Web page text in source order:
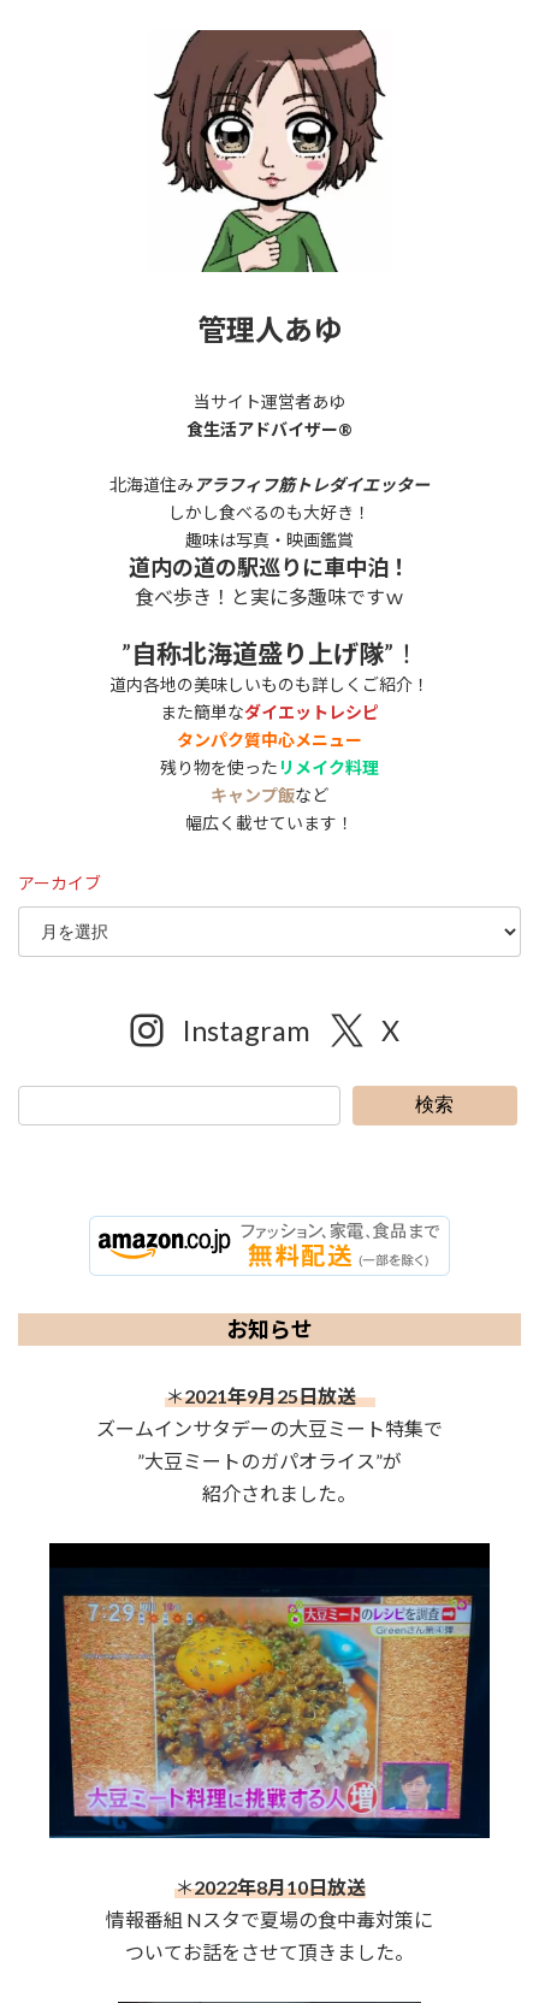
管理人あゆ
当サイト運営者あゆ
食生活アドバイザー®
北海道住み アラフィフ筋トレダイエッター
しかし食べるのも大好き！
趣味は写真・映画鑑賞
道内の道の駅巡りに車中泊！
食べ歩き！と実に多趣味ですｗ
”自称北海道盛り上げ隊”！
道内各地の美味しいものも詳しくご紹介！
また簡単なダイエットレシピ
タンパク質中心メニュー
残り物を使った リメイク料理
キャンプ飯など
幅広く載せています！
アーカイブ
Instagram X
検索
お知らせ
＊2021年9月25日放送
ズームインサタデーの大豆ミート特集で
”大豆ミートのガパオライス”が
紹介されました。
＊2022年8月10日放送
情報番組 Nスタで夏場の食中毒対策に
ついてお話をさせて頂きました。